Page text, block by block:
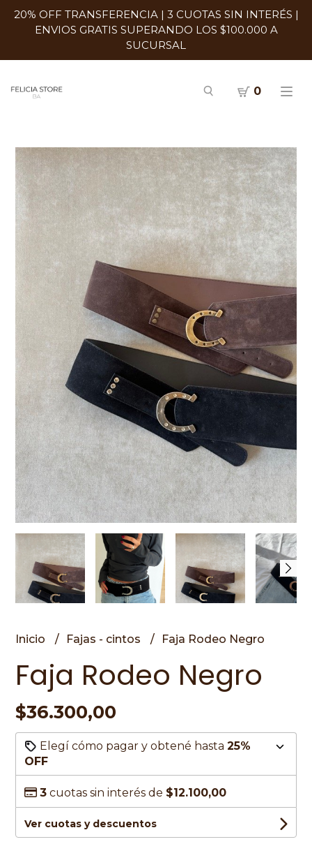
20% OFF TRANSFERENCIA | 3 CUOTAS SIN INTERÉS |
ENVIOS GRATIS SUPERANDO LOS $100.000 A
SUCURSAL
0
Inicio Fajas - cintos Faja Rodeo Negro
Faja Rodeo Negro
$36.300,00
Elegí cómo pagar y obtené hasta25%
OFF
3 cuotas sin interés de $12.100,00
Ver cuotas y descuentos